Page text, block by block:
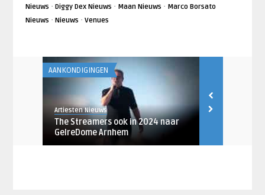
Nieuws · Diggy Dex Nieuws · Maan Nieuws · Marco Borsato
Nieuws · Nieuws · Venues
AANKONDIGINGEN
Artiesten Nieuws
The Streamers ook in 2024 naar
GelreDome Arnhem